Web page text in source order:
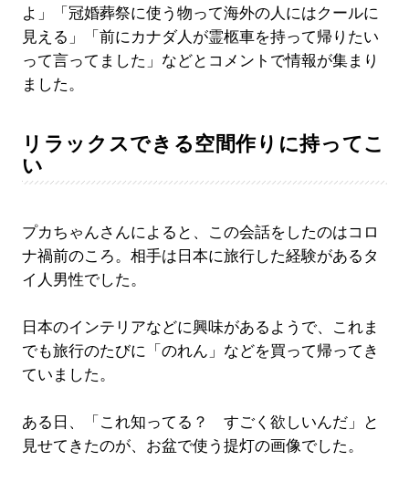
よ」「冠婚葬祭に使う物って海外の人にはクールに
見える」「前にカナダ人が霊柩車を持って帰りたい
って言ってました」などとコメントで情報が集まり
ました。
リラックスできる空間作りに持ってこ
い
プカちゃんさんによると、この会話をしたのはコロ
ナ禍前のころ。相手は日本に旅行した経験があるタ
イ人男性でした。
日本のインテリアなどに興味があるようで、これま
でも旅行のたびに「のれん」などを買って帰ってき
ていました。
ある日、「これ知ってる？ すごく欲しいんだ」と
見せてきたのが、お盆で使う提灯の画像でした。